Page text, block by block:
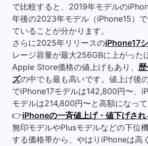
で比較すると、2019年モデルの
年後の2023年モデル（iPhone15）
ていることが分かります。
さらに2025年リリースのiPhone17
レージ容量が最大256GBに上がった
Apple Store価格の値上げもあり、
ズの中でも最も高いです。値上げ後
でiPhone17モデルは142,800円〜、
モデルは214,800円〜と高額になって
👉iPhoneの一斉値上げ・値下げされ
無印モデルやPlusモデルなどの下位
する価格帯から、やはりiPhoneは高